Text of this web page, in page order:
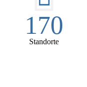
170
Standorte